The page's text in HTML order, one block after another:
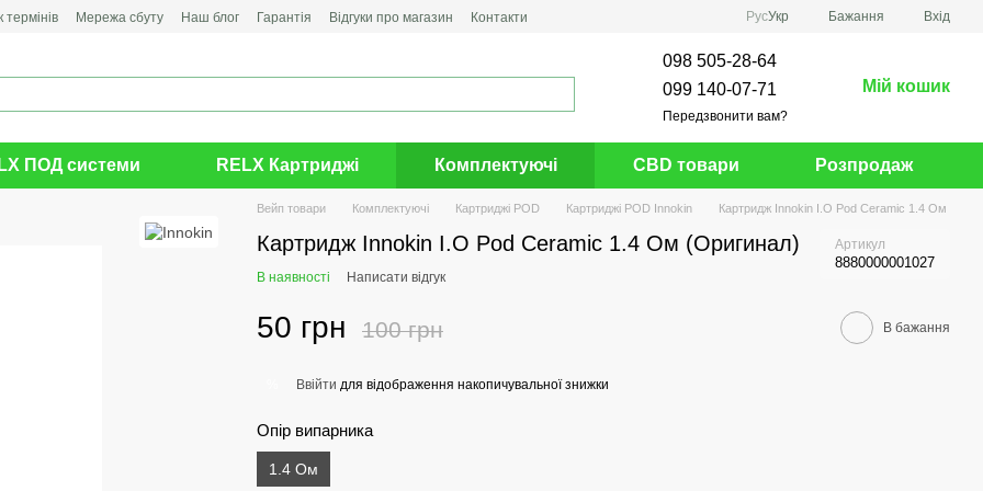
Мережа сбуту Наш блог Гарантія Відгуки про магазин Контакти РусУкр Бажання Вхід
098 505-28-64
099 140-07-71
Передзвонити вам?
Мій кошик
ПОД системи RELX Картриджі Комплектуючі CBD товари Розпродаж
Вейп товари Комплектуючі Картриджі POD Картриджі POD Innokin Картридж Innokin I.O Pod Ceramic 1.4 Ом
Картридж Innokin I.O Pod Ceramic 1.4 Ом (Оригинал) Артикул
8880000001027
В наявності Написати відгук
50 грн 100 грн В бажання
Ввійти для відображення накопичувальної знижки
Опір випарника
1.4 Ом